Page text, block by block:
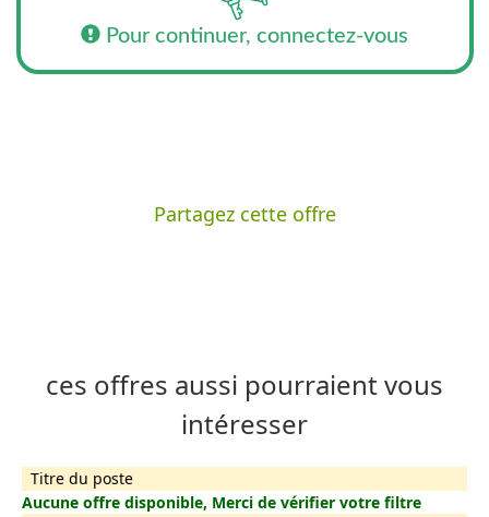
Pour continuer, connectez-vous
Partagez cette offre
ces offres aussi pourraient vous
intéresser
Titre du poste
Aucune offre disponible, Merci de vérifier votre filtre